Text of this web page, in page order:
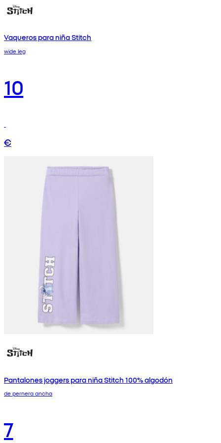
Vaqueros para niña Stitch
wide leg
10
€
Pantalones joggers para niña Stitch 100% algodón
de pernera ancha
7